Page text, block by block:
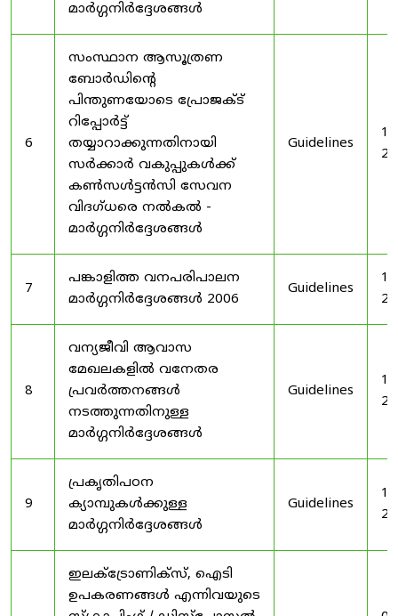
മാർഗ്ഗനിർദ്ദേശങ്ങൾ
6
സംസ്ഥാന ആസൂത്രണ
ബോർഡിൻ്റെ
പിന്തുണയോടെ പ്രോജക്ട്
റിപ്പോർട്ട്
തയ്യാറാക്കുന്നതിനായി
സർക്കാർ വകുപ്പുകൾക്ക്
കൺസൾട്ടൻസി സേവന
വിദഗ്ധരെ നൽകൽ -
മാർഗ്ഗനിർദ്ദേശങ്ങൾ
Guidelines
7
പങ്കാളിത്ത വനപരിപാലന
മാർഗ്ഗനിർദ്ദേശങ്ങൾ 2006
Guidelines
8
വന്യജീവി ആവാസ
മേഖലകളിൽ വനേതര
പ്രവർത്തനങ്ങൾ
നടത്തുന്നതിനുള്ള
മാർഗ്ഗനിർദ്ദേശങ്ങൾ
Guidelines
9
പ്രകൃതിപഠന
ക്യാമ്പുകൾക്കുള്ള
മാർഗ്ഗനിർദ്ദേശങ്ങൾ
Guidelines
ഇലക്‌ട്രോണിക്‌സ്, ഐടി
ഉപകരണങ്ങൾ എന്നിവയുടെ